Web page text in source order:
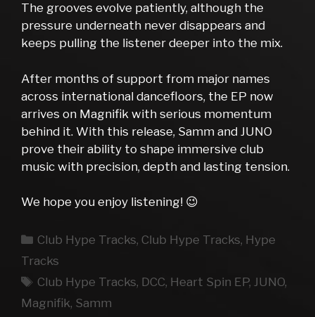
The grooves evolve patiently, although the
pressure underneath never disappears and
keeps pulling the listener deeper into the mix.
After months of support from major names
across international dancefloors, the EP now
arrives on Magnifik with serious momentum
behind it. With this release, Samm and JUNO
prove their ability to shape immersive club
music with precision, depth and lasting tension.
We hope you enjoy listening! 😉
Kategorien
Club Hype Tracks, Club Hype Tracks, Hype
Tracks
Schlagwörter
Club Hype Tracks, DCC, Heart Spin EP, JUNO,
Magnifik, Samm